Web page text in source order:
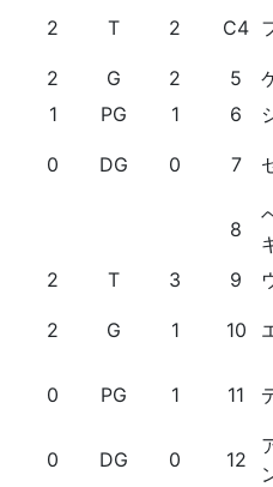
2 T 2 C4
2 G 2 5
1 PG 1 6
0 DG 0 7
8
2 T 3 9
2 G 1 10
0 PG 1 11
0 DG 0 12